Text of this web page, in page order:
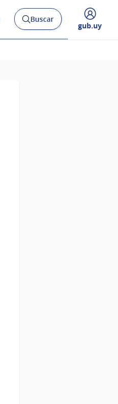
AbrirBuscar
Desplegar
gub.uy